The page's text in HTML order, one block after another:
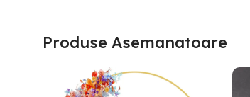
Produse Asemanatoare